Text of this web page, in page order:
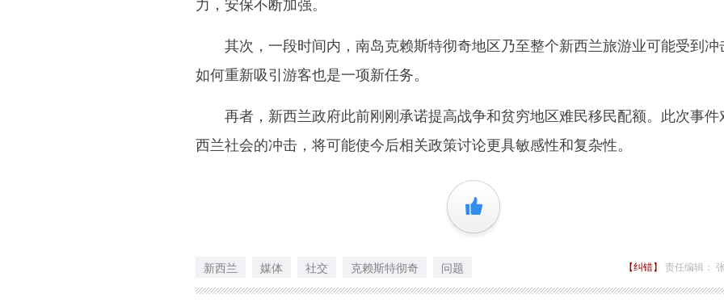
其次，一段时间内，南岛克赖斯特彻奇地区乃至整个新西兰旅游业可能受到冲
如何重新吸引游客也是一项新任务。
再者，新西兰政府此前刚刚承诺提高战争和贫穷地区难民移民配额。此次事件
西兰社会的冲击，将可能使今后相关政策讨论更具敏感性和复杂性。
+1
新西兰 媒体 社交 克赖斯特彻奇 问题 【纠错】 责任编辑：